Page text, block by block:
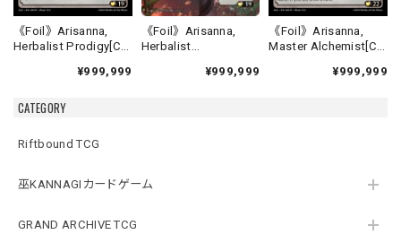
CATEGORY
Riftbound TCG
巫KANNAGIカードゲーム
GRAND ARCHIVE TCG
《Foil》Arisanna,
Herbalist Prodigy[C]
¥999,999
《Foil》Arisanna,
Herbalist
¥999,999
《Foil》Arisanna,
Master Alchemist[C]
¥999,999